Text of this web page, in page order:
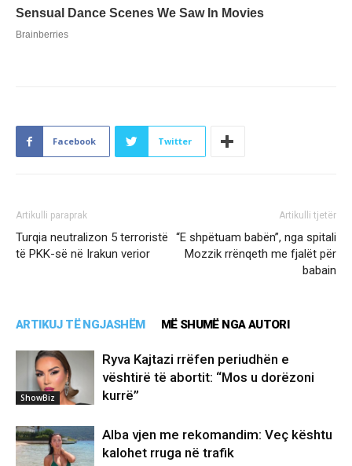
Facebook Twitter
Artikulli paraprak
Turqia neutralizon 5 terroristë
të PKK-së në Irakun verior
Artikulli tjetër
“E shpëtuam babën”, nga spitali
Mozzik rrënqeth me fjalët për
babain
ARTIKUJ TË NGJASHËM MË SHUMË NGA AUTORI
ShowBiz
Ryva Kajtazi rrëfen periudhën e
vështirë të abortit: “Mos u dorëzoni
kurrë”
Alba vjen me rekomandim: Veç kështu
kalohet rruga në trafik